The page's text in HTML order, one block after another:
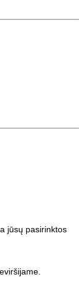
jūsų pasirinktos